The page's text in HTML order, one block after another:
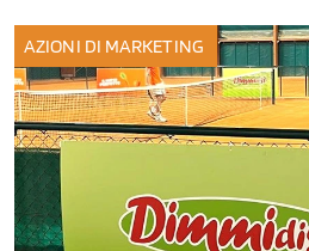
AZIONI DI MARKETING